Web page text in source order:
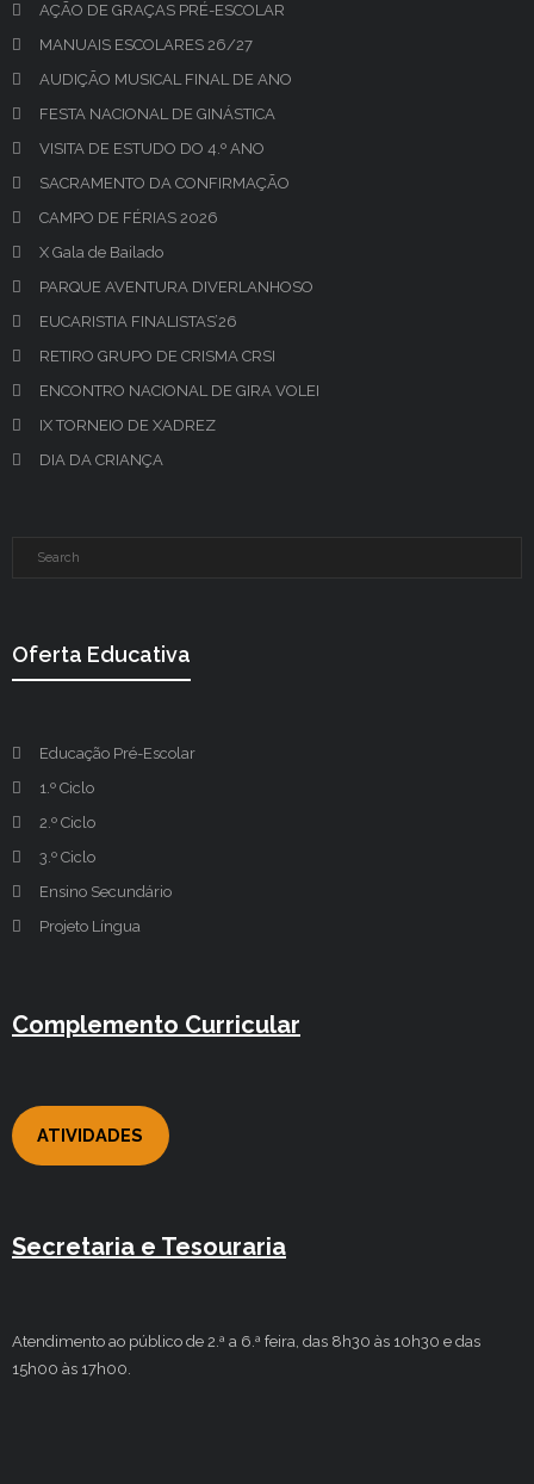
AÇÃO DE GRAÇAS PRÉ-ESCOLAR
MANUAIS ESCOLARES 26/27
AUDIÇÃO MUSICAL FINAL DE ANO
FESTA NACIONAL DE GINÁSTICA
VISITA DE ESTUDO DO 4.º ANO
SACRAMENTO DA CONFIRMAÇÃO
CAMPO DE FÉRIAS 2026
X Gala de Bailado
PARQUE AVENTURA DIVERLANHOSO
EUCARISTIA FINALISTAS’26
RETIRO GRUPO DE CRISMA CRSI
ENCONTRO NACIONAL DE GIRA VOLEI
IX TORNEIO DE XADREZ
DIA DA CRIANÇA
Oferta Educativa
Educação Pré-Escolar
1.º Ciclo
2.º Ciclo
3.º Ciclo
Ensino Secundário
Projeto Língua
Complemento Curricular
ATIVIDADES
Secretaria e Tesouraria
Atendimento ao público de 2.ª a 6.ª feira, das 8h30 às 10h30 e das
15h00 às 17h00.